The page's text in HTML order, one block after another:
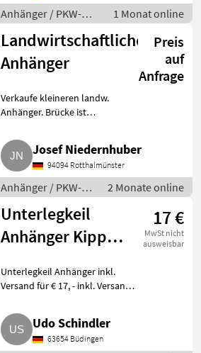
Anhänger / PKW-
Anhänger
1 Monat online
Landwirtschaftlicher
Anhänger
Preis
auf
Anfrage
Verkaufe kleineren landw.
Anhänger. Brücke ist
er auch als Langholzwagen
verwendet werden. Rungen
dafür sind vorhanden.
Anhänger PKW-Anhän
Josef Niedernhuber
94094 Rotthalmünster
Anhänger / PKW-
Anhänger
2 Monate online
Unterlegkeil
Anhänger Kipper
17 €
MwSt nicht
ausweisbar
Unterlegkeil Anhänger inkl.
Versand für € 17, - inkl. Versand
Anhänger PKW-Anhänger
Udo Schindler
63654 Büdingen